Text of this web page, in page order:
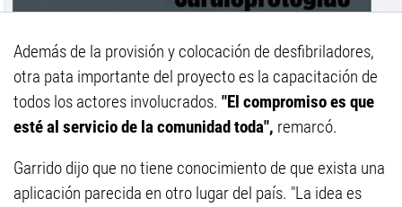
Además de la provisión y colocación de desfibriladores,
otra pata importante del proyecto es la capacitación de
todos los actores involucrados. "El compromiso es que
esté al servicio de la comunidad toda", remarcó.
Garrido dijo que no tiene conocimiento de que exista una
aplicación parecida en otro lugar del país. "La idea es